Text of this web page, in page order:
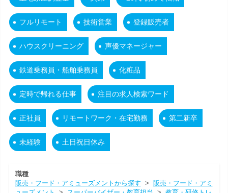
フルリモート 技術営業 登録販売者
ハウスクリーニング 声優マネージャー
鉄道乗務員・船舶乗務員 化粧品
定時で帰れる仕事 注目の求人検索ワード
正社員 リモートワーク・在宅勤務 第二新卒
未経験 土日祝日休み
職種
販売・フード・アミューズメントから探す > 販売・フード・アミ